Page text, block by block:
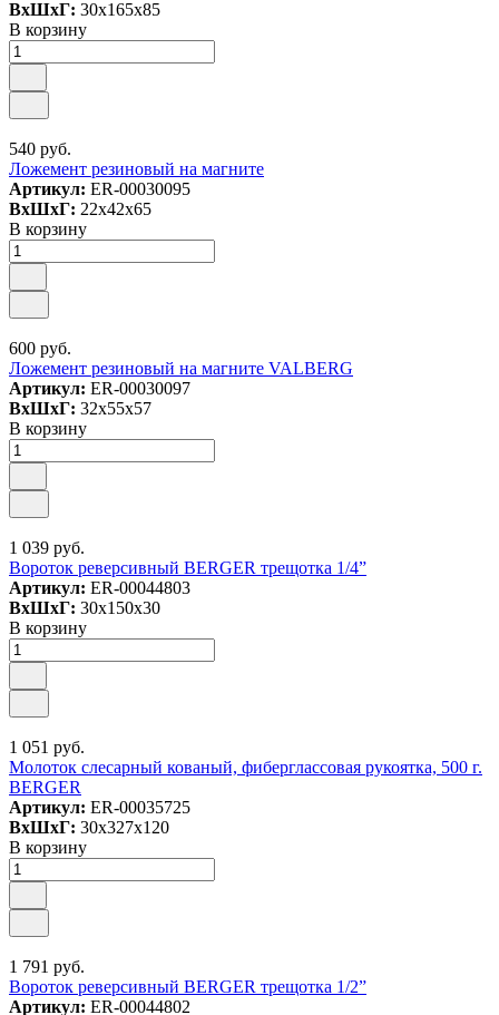
ВxШxГ: 30x165x85
В корзину
540 руб.
Ложемент резиновый на магните
Артикул: ER-00030095
ВxШxГ: 22x42x65
В корзину
600 руб.
Ложемент резиновый на магните VALBERG
Артикул: ER-00030097
ВxШxГ: 32x55x57
В корзину
1 039 руб.
Вороток реверсивный BERGER трещотка 1/4”
Артикул: ER-00044803
ВxШxГ: 30x150x30
В корзину
1 051 руб.
Молоток слесарный кованый, фиберглассовая рукоятка, 500 г.
BERGER
Артикул: ER-00035725
ВxШxГ: 30x327x120
В корзину
1 791 руб.
Вороток реверсивный BERGER трещотка 1/2”
Артикул: ER-00044802